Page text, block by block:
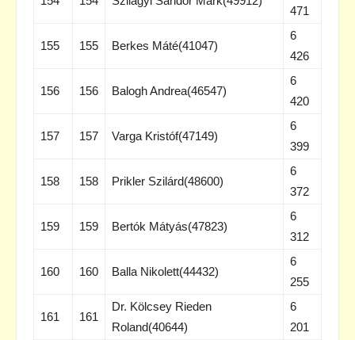
471
155 155 Berkes Máté(41047)
6
426
156 156 Balogh Andrea(46547)
6
420
157 157 Varga Kristóf(47149)
6
399
158 158 Prikler Szilárd(48600)
6
372
159 159 Bertók Mátyás(47823)
6
312
160 160 Balla Nikolett(44432)
6
255
161 161
Dr. Kölcsey Rieden
Roland(40644)
6
201